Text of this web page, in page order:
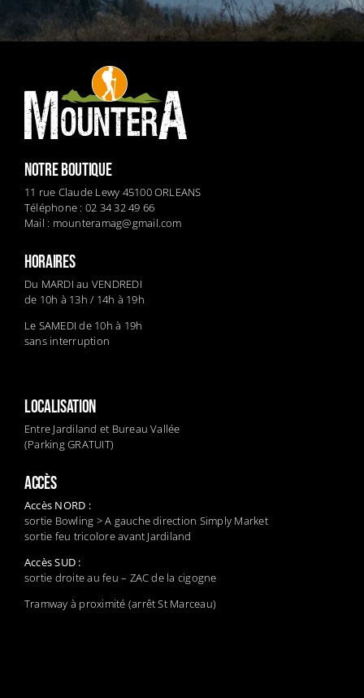
NOTRE BOUTIQUE
11 rue Claude Lewy 45100 ORLEANS
Téléphone : 02 34 32 49 66
Mail : mounteramag@gmail.com
HORAIRES
Du MARDI au VENDREDI
de 10h à 13h / 14h à 19h
Le SAMEDI de 10h à 19h
sans interruption
LOCALISATION
Entre Jardiland et Bureau Vallée
(Parking GRATUIT)
ACCÈS
Accès NORD :
sortie Bowling > A gauche direction Simply Market
sortie feu tricolore avant Jardiland
Accès SUD :
sortie droite au feu – ZAC de la cigogne
Tramway à proximité (arrêt St Marceau)